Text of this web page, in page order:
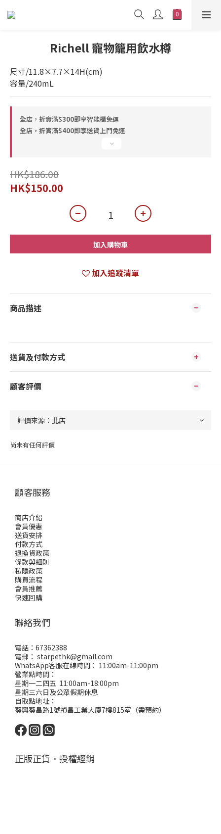
Richell 寵物籠用飲水樽
尺寸/11.8×7.7×14H(cm)
容量/240mL
全店，折實滿$300即享智能櫃免運
全店，折實滿$400即享送貨上門免運
HK$186.00
HK$150.00
加入購物車
加入追蹤清單
商品描述
送貨及付款方式
顧客評價
尚未有任何評價
顧客服務
商店介紹
會員優惠
送貨安排
付款方式
退換貨政策
條款與細則
私隱政策
購買流程
會員推薦
快速回購
聯絡我們
電話：67362388
電郵： starpethk@gmail.com
WhatsApp客服在線時間： 11:00am-11:00pm
營業點時間：
星期一二四五 11:00am-18:00pm
星期三六日及公眾假期休息
自取點地址：
葵興葵昌路1號禎昌工業大廈7樓815室（需預約）
正版正貨．授權經銷